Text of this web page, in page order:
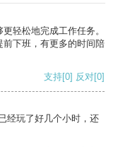
轻松地完成工作任务。
下班，有更多的时间陪
支持[0] 反对[0]
经玩了好几个小时，还